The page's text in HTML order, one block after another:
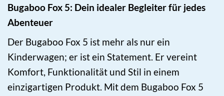
Bugaboo Fox 5: Dein idealer Begleiter für jedes
Abenteuer
Der Bugaboo Fox 5 ist mehr als nur ein
Kinderwagen; er ist ein Statement. Er vereint
Komfort, Funktionalität und Stil in einem
einzigartigen Produkt. Mit dem Bugaboo Fox 5